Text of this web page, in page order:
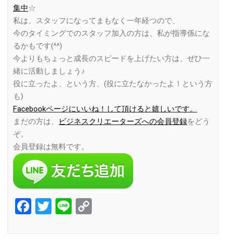
集中☆
私は、スタッフになってまもなく一年経つので、
今のタイミングでのスタッフ加入の方は、私が指導係にな
るかもです(^^)
今よりもちょっと成長のスピードを上げたい方は、ぜひ一
緒に活動しましょう♪
役に立ったよ、という方、(役に立たなかったよ！という方
も)
Facebookページにいいね！して頂けると嬉しいです。
まだの方は、
ビジネスクリエーターズへの会員登録をどう
ぞ。
会員登録は無料です。
Facebook
Twitter
Line